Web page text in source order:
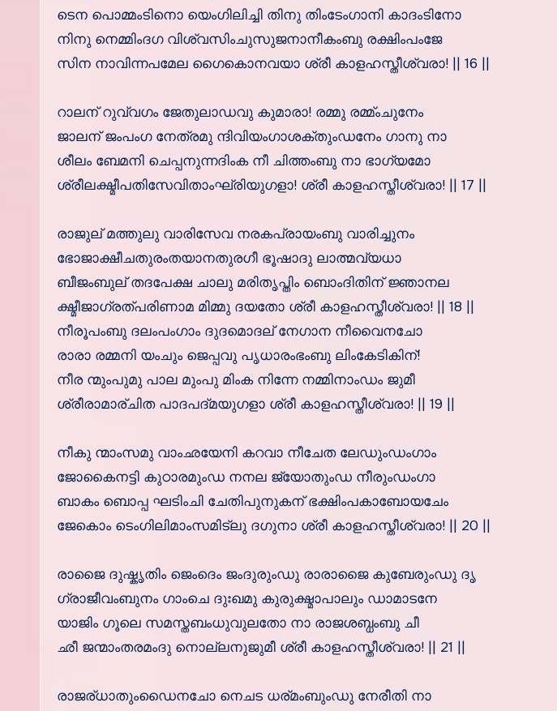
ടെന പൊമ്മംടിനൊ യെംഗിലിച്ചി തിനു തിംടേംഗാനി കാദംടിനോ
നിനു നെമ്മിംദഗ വിശ്വസിംചുസുജനാനീകംബു രക്ഷിംപംജേ
സിന നാവിന്നപമേല ഗൈകൊനവയാ ശ്രീ കാളഹസ്തീശ്വരാ! || 16 ||
റാലന് റുവ്വഗം ജേതുലാഡവു കുമാരാ! രമ്മു രമ്മ്ംചുനേം
ജാലന് ജംപംഗ നേത്രമു ന്ദിവിയംഗാശക്തുംഡനേം ഗാനു നാ
ശീലം ബേമനി ചെപ്പനുന്നദിംക നീ ചിത്തംബു നാ ഭാഗ്യമോ
ശ്രീലക്ഷ്മീപതിസേവിതാംഘ്രിയുഗളാ! ശ്രീ കാളഹസ്തീശ്വരാ! || 17 ||
രാജുല് മത്തുലു വാരിസേവ നരകപ്രായംബു വാരിച്ചുനം
ഭോജാക്ഷീചതുരംതയാനതുരഗീ ഭൂഷാദു ലാത്മവ്യധാ
ബീജംബുല് തദപേക്ഷ ചാലു മരിതൃപ്തിം ബൊംദിതിന് ജ്ഞാനല
ക്ഷ്മീജാഗ്രത്പരിണാമ മിമ്മു ദയതോ ശ്രീ കാളഹസ്തീശ്വരാ! || 18 ||
നീരൂപംബു ദലംപംഗാം ദുദമൊദല് നേഗാന നീവൈനചോ
രാരാ രമ്മനി യംചും ജെപ്പവു പൃധാരംഭംബു ലിംകേടികിന്!
നീര ന്മുംപുമു പാല മുംപു മിംക നിന്നേ നമ്മിനാംഡം ജുമീ
ശ്രീരാമാര്ചിത പാദപദ്മയുഗളാ ശ്രീ കാളഹസ്തീശ്വരാ! || 19 ||
നീകു ന്മാംസമു വാംഛയേനി കറവാ നീചേത ലേഡുംഡംഗാം
ജോകൈനട്ടി കുഠാരമുംഡ നനല ജ്യോതുംഡ നീരുംഡംഗാ
ബാകം ബൊപ്പ ഘടിംചി ചേതിപുനുകന് ഭക്ഷിംപകാബോയചേം
ജേകൊം ടെംഗിലിമാംസമിട്ലു ദഗുനാ ശ്രീ കാളഹസ്തീശ്വരാ! || 20 ||
രാജൈ ദുഷ്കൃതിം ജെംദെം ജംദുരുംഡു രാരാജൈ കുബേരുംഡു ദൃ
ഗ്രാജീവംബുനം ഗാംചെ ദുഃഖമു കുരുക്ഷ്മാപാലും ഡാമാടനേ
യാജിം ഗൂലെ സമസ്തബംധുവുലതോ നാ രാജശബ്ധംബു ചീ
ഛീ ജന്മാംതരമംദു നൊല്ലനുജുമീ ശ്രീ കാളഹസ്തീശ്വരാ! || 21 ||
രാജര്ധാതുംഡൈനചോ നെചട ധര്മംബുംഡു നേരീതി നാ